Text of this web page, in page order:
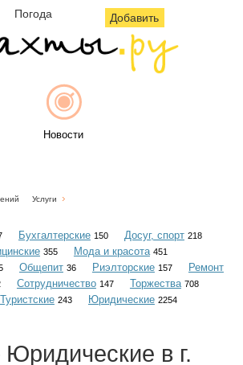
Погода Добавить
Новости
Объявления
Услуги
Бухгалтерские 150 Досуг, спорт 218
355 Мода и красота 451
Общепит 36 Риэлторские 157
Ремонт
Сотрудничество 147 Торжества 708
Туристские 243 Юридические 2254
в г.